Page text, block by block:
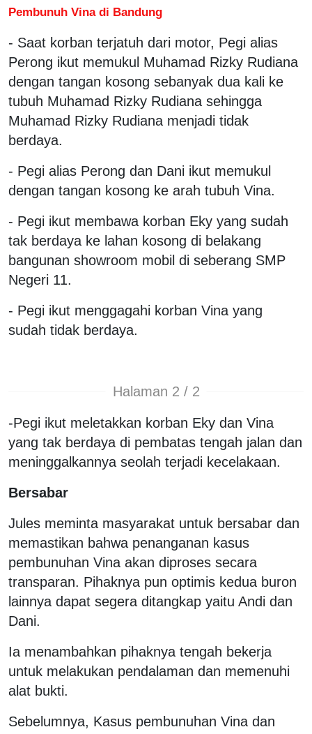
Pembunuh Vina di Bandung
- Saat korban terjatuh dari motor, Pegi alias
Perong ikut memukul Muhamad Rizky Rudiana
dengan tangan kosong sebanyak dua kali ke
tubuh Muhamad Rizky Rudiana sehingga
Muhamad Rizky Rudiana menjadi tidak
berdaya.
- Pegi alias Perong dan Dani ikut memukul
dengan tangan kosong ke arah tubuh Vina.
- Pegi ikut membawa korban Eky yang sudah
tak berdaya ke lahan kosong di belakang
bangunan showroom mobil di seberang SMP
Negeri 11.
- Pegi ikut menggagahi korban Vina yang
sudah tidak berdaya.
Halaman 2 / 2
-Pegi ikut meletakkan korban Eky dan Vina
yang tak berdaya di pembatas tengah jalan dan
meninggalkannya seolah terjadi kecelakaan.
Bersabar
Jules meminta masyarakat untuk bersabar dan
memastikan bahwa penanganan kasus
pembunuhan Vina akan diproses secara
transparan. Pihaknya pun optimis kedua buron
lainnya dapat segera ditangkap yaitu Andi dan
Dani.
Ia menambahkan pihaknya tengah bekerja
untuk melakukan pendalaman dan memenuhi
alat bukti.
Sebelumnya, Kasus pembunuhan Vina dan